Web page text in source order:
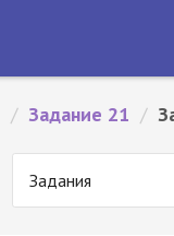
/ Задание 21 /
Задания